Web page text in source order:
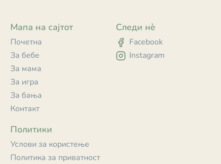
Мапа на сајтот
Почетна
За бебе
За мама
За игра
За бања
Контакт
Политики
Услови за користење
Политика за приватност
Следи нè
Facebook
Instagram